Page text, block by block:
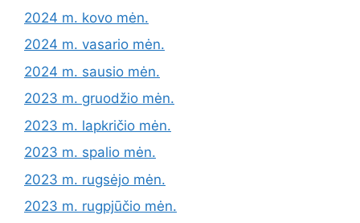
2024 m. kovo mėn.
2024 m. vasario mėn.
2024 m. sausio mėn.
2023 m. gruodžio mėn.
2023 m. lapkričio mėn.
2023 m. spalio mėn.
2023 m. rugsėjo mėn.
2023 m. rugpjūčio mėn.